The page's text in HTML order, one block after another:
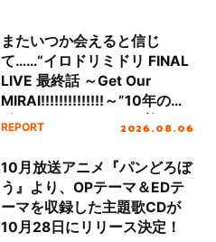
またいつか会えると信じ
て……“イロドリミドリ FINAL
LIVE 最終話 ～Get Our
MIRAI!!!!!!!!!!!!!!～”10年の活
動を経てファイナルを迎える
REPORT 2026.08.06
10月放送アニメ『パンどろぼ
う』より、OPテーマ＆EDテ
ーマを収録した主題歌CDが
10月28日にリリース決定！